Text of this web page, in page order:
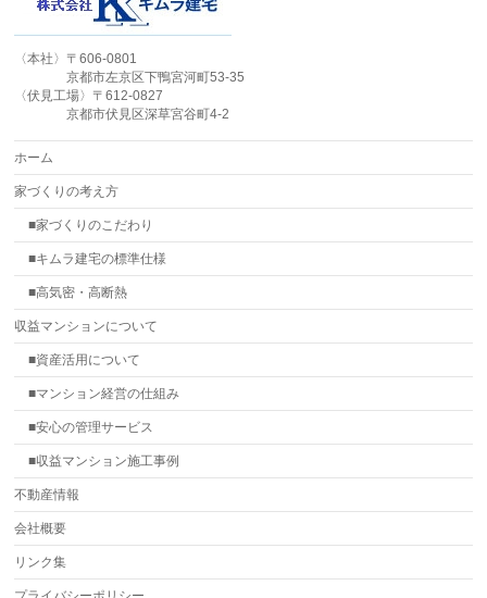
〈本社〉〒606-0801
京都市左京区下鴨宮河町53-35
〈伏見工場〉〒612-0827
京都市伏見区深草宮谷町4-2
ホーム
家づくりの考え方
■家づくりのこだわり
■キムラ建宅の標準仕様
■高気密・高断熱
収益マンションについて
■資産活用について
■マンション経営の仕組み
■安心の管理サービス
■収益マンション施工事例
不動産情報
会社概要
リンク集